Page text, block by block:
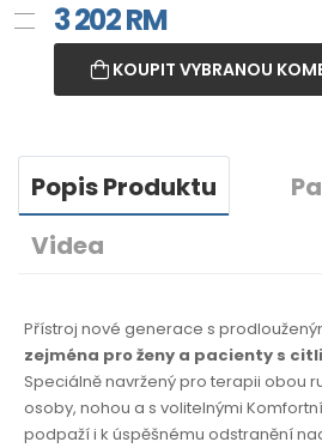
3 202RM
KOUPIT VYBRANOU
Popis Produktu
Videa
Přístroj nové generace s
zejména pro ženy a pacienty s
Speciálně navržený pro terapii obou
osoby, nohou a s volitelnými
podpaží i k úspěšnému odstranění